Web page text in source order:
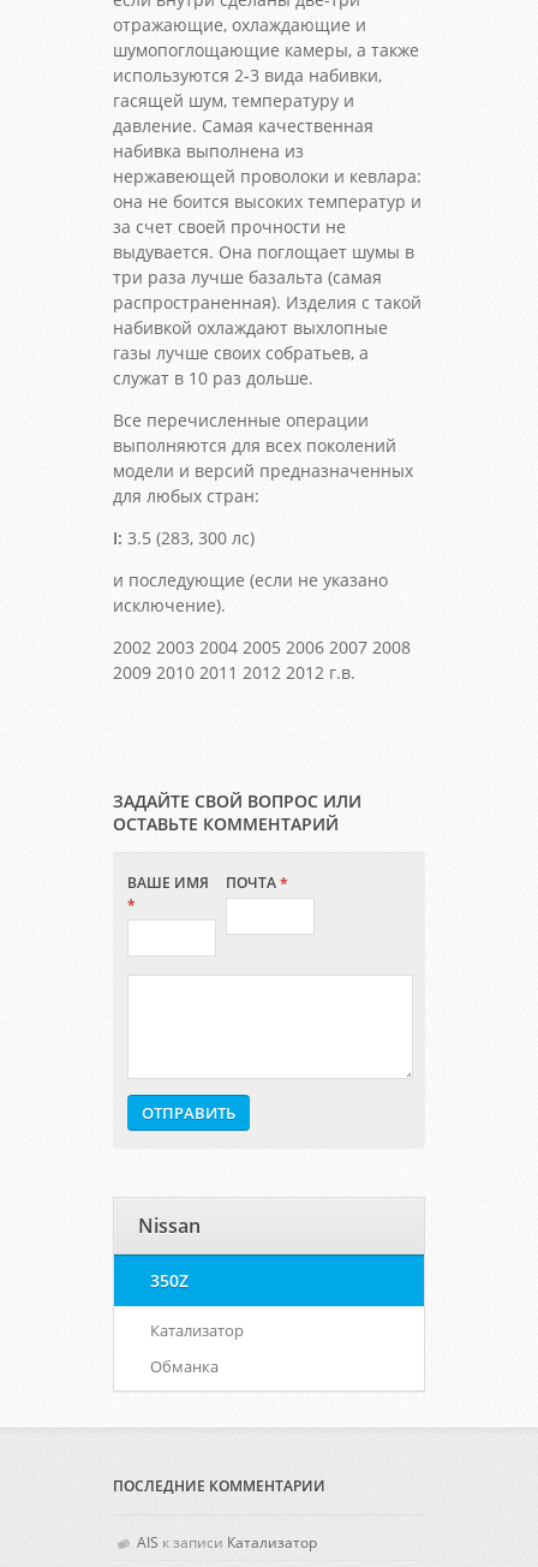
отражающие, охлаждающие и
шумопоглощающие камеры, а также
используются 2-3 вида набивки,
гасящей шум, температуру и
давление. Самая качественная
набивка выполнена из
нержавеющей проволоки и кевлара:
она не боится высоких температур и
за счет своей прочности не
выдувается. Она поглощает шумы в
три раза лучше базальта (самая
распространенная). Изделия с такой
набивкой охлаждают выхлопные
газы лучше своих собратьев, а
служат в 10 раз дольше.
Все перечисленные операции
выполняются для всех поколений
модели и версий предназначенных
для любых стран:
I: 3.5 (283, 300 лс)
и последующие (если не указано
исключение).
2002 2003 2004 2005 2006 2007 2008
2009 2010 2011 2012 2012 г.в.
ЗАДАЙТЕ СВОЙ ВОПРОС ИЛИ
ОСТАВЬТЕ КОММЕНТАРИЙ
ВАШЕ ИМЯ
*
ПОЧТА*
Nissan
350Z
Катализатор
Обманка
ПОСЛЕДНИЕ КОММЕНТАРИИ
AIS к записи Катализатор